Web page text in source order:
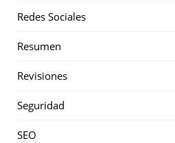
Redes Sociales
Resumen
Revisiones
Seguridad
SEO